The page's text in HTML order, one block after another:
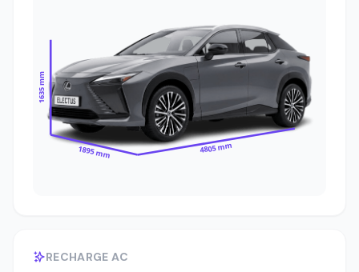
1635 mm
1895 mm 4805 mm
RECHARGE AC